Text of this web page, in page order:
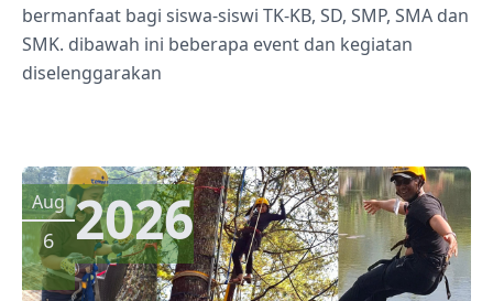
bermanfaat bagi siswa-siswi TK-KB, SD, SMP, SMA dan
SMK. dibawah ini beberapa event dan kegiatan
diselenggarakan
Aug
6 2026